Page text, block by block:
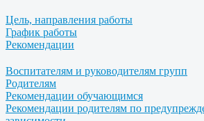
Цель, направления работы
График работы
Рекомендации
Воспитателям и руководителям групп
Родителям
Рекомендации обучающимся
Рекомендации родителям по